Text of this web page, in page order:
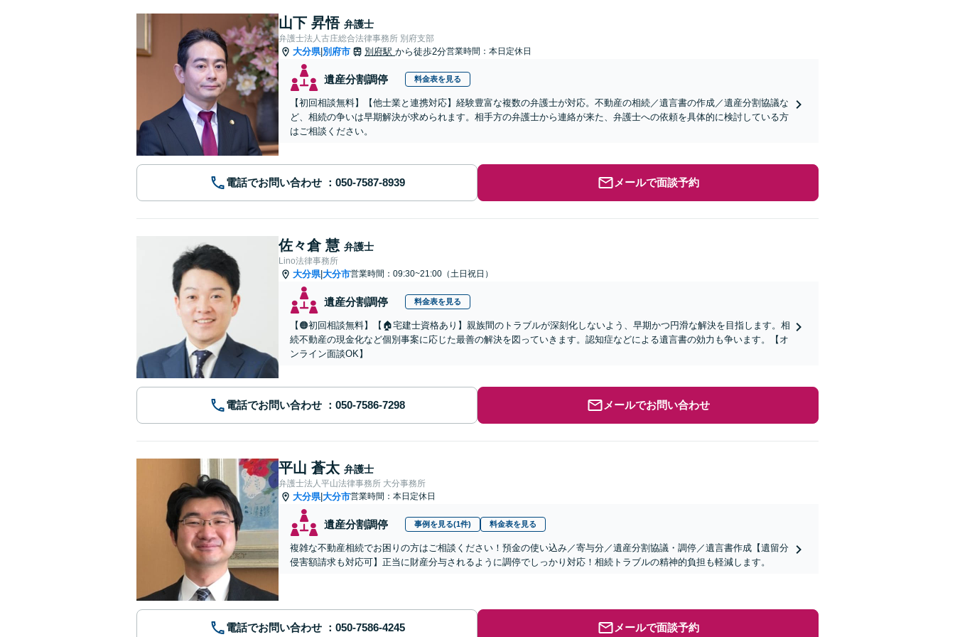
山下 昇悟 弁護士
弁護士法人古庄総合法律事務所 別府支部
大分県| 別府市 別府駅 から徒歩2分営業時間：本日定休日
遺産分割調停 料金表を見る
【初回相談無料】【他士業と連携対応】経験豊富な複数の弁護士が対応。不動産の相続／遺言書の作成／遺産分割協議な
ど、相続の争いは早期解決が求められます。相手方の弁護士から連絡が来た、弁護士への依頼を具体的に検討している方
はご相談ください。
電話でお問い合わせ メールで面談予約
佐々倉 慧 弁護士
Lino法律事務所
大分県|大分市営業時間：09:30~21:00（土日祝日）
遺産分割調停 料金表を見る
【🟠初回相談無料】【🏠宅建士資格あり】親族間のトラブルが深刻化しないよう、早期かつ円滑な解決を目指します。相
続不動産の現金化など個別事案に応じた最善の解決を図っていきます。認知症などによる遺言書の効力も争います。【オ
ンライン面談OK】
電話でお問い合わせ メールでお問い合わせ
平山 蒼太 弁護士
弁護士法人平山法律事務所 大分事務所
大分県|大分市営業時間：本日定休日
遺産分割調停 事例を見る(1件) 料金表を見る
複雑な不動産相続でお困りの方はご相談ください！預金の使い込み／寄与分／遺産分割協議・調停／遺言書作成【遺留分
侵害額請求も対応可】正当に財産分与されるように調停でしっかり対応！相続トラブルの精神的負担も軽減します。
電話でお問い合わせ メールで面談予約